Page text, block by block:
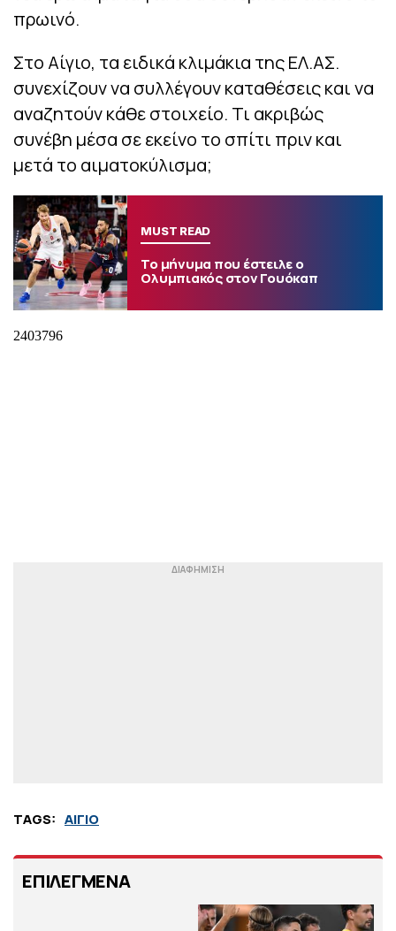
πρωινό.
Στο Αίγιο, τα ειδικά κλιμάκια της ΕΛ.ΑΣ.
συνεχίζουν να συλλέγουν καταθέσεις και να
αναζητούν κάθε στοιχείο. Τι ακριβώς
συνέβη μέσα σε εκείνο το σπίτι πριν και
μετά το αιματοκύλισμα;
MUST READ
Το μήνυμα που έστειλε ο
Ολυμπιακός στον Γουόκαπ
TAGS: ΑΙΓΙΟ
ΕΠΙΛΕΓΜΕΝΑ